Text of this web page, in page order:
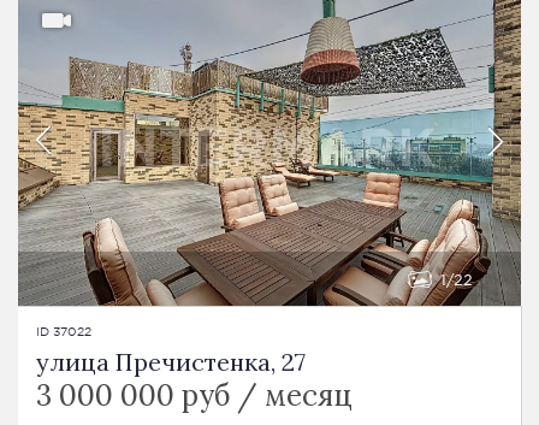
1 22
ID 37022
улица Пречистенка, 27
3 000 000 руб / месяц